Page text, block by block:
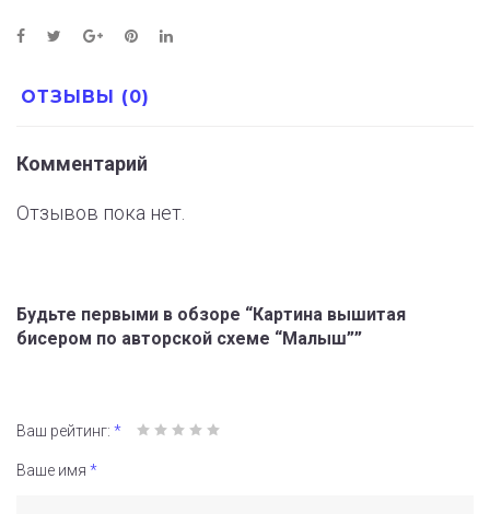
ОТЗЫВЫ (0)
Комментарий
Отзывов пока нет.
Будьте первыми в обзоре “Картина вышитая
бисером по авторской схеме “Малыш””
Ваш рейтинг: *
Ваше имя *